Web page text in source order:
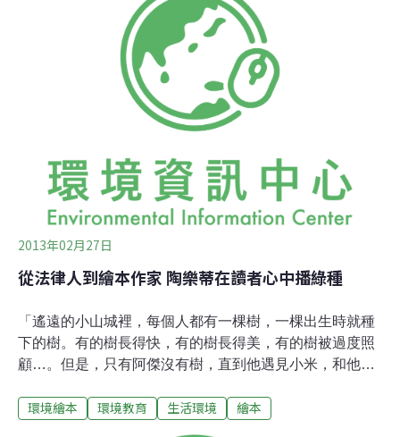
波隆納兒童插畫展，日前特別接受專訪，分享生態繪畫創
作的心路歷程，以及對於環境教育的獨特見解。一筆一畫
發揚台灣自然美「過去點點滴滴造就今日的我，」國小雖
然在都市長大，但常參加美術比賽，有很多機會到台中公
園。園內小湖泊、樹林與蟬鳴，無形中讓他與大自然產生
連結。初中為了上學搬到同學家中，兩邊牛舍和豬舍、四
個時代，住家附近的稻田供養人們一整年魚蝦肉，而
2013年02月27日
從法律人到繪本作家 陶樂蒂在讀者心中播綠種
「遙遠的小山城裡，每個人都有一棵樹，一棵出生時就種
下的樹。有的樹長得快，有的樹長得美，有的樹被過度照
顧…。但是，只有阿傑沒有樹，直到他遇見小米，和他同
本作家陶樂蒂創作，小魯文化出版，敘述小男孩與樹，小
環境繪本 環境教育 生活環境 繪本